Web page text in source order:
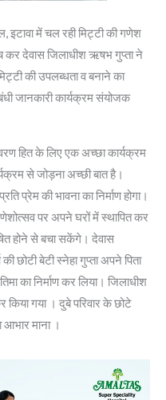
में चल रही मिट्टी की गणेश
कर देवास जिलाधीश ऋषभ गुप्ता ने
की उपलब्धता व बनाने का
जानकारी कार्यक्रम संयोजक
हित के लिए एक अच्छा कार्यक्रम
से जोड़ना अच्छी बात है।
प्रेम की भावना का निर्माण होगा।
पर अपने घरों में स्थापित कर
होने से बचा सकेंगे। देवास
छोटी बेटी स्नेहा गुप्ता अपने पिता
का निर्माण कर लिया। जिलाधीश
किया गया । दुबे परिवार के छोटे
माना ।